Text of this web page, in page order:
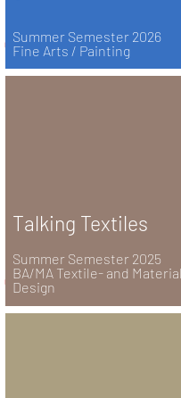
Summer Semester 2026
Fine Arts / Painting
Talking Textiles
Summer Semester 2025
BA/MA Textile- and
Design